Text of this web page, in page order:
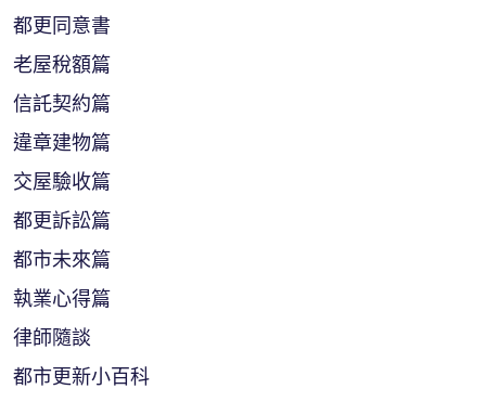
都更同意書
老屋稅額篇
信託契約篇
違章建物篇
交屋驗收篇
都更訴訟篇
都市未來篇
執業心得篇
律師隨談
都市更新小百科